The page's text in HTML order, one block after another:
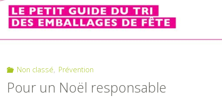
Non classé, Prévention
Pour un Noël responsable